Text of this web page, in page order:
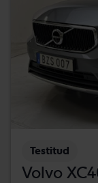
Testitud
Volvo